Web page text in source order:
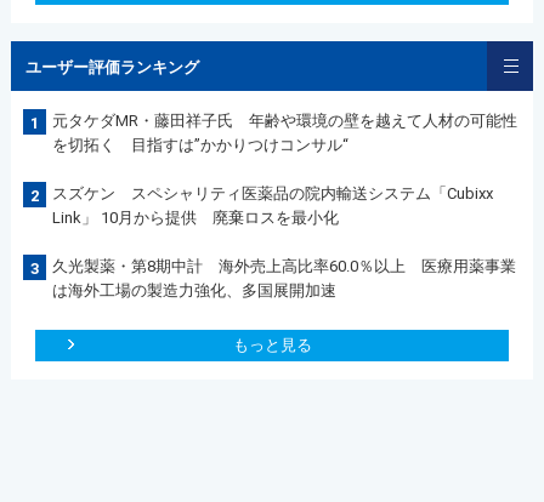
ユーザー評価ランキング
1
元タケダMR・藤田祥子氏 年齢や環境の壁を越えて人材の可能性
を切拓く 目指すは”かかりつけコンサル“
2
スズケン スペシャリティ医薬品の院内輸送システム「Cubixx
Link」 10月から提供 廃棄ロスを最小化
3
久光製薬・第8期中計 海外売上高比率60.0％以上 医療用薬事業
は海外工場の製造力強化、多国展開加速
もっと見る